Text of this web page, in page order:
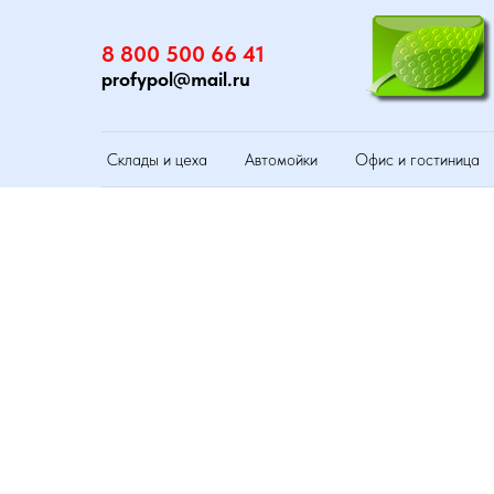
8 800 500 66 41
profypol@mail.ru
Склады и цеха Автомойки Офис и гостиница